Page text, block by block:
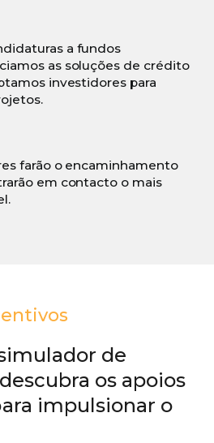
a fundos
as soluções de crédito
investidores para
farão o encaminhamento
em contacto o mais
de
os apoios
impulsionar o